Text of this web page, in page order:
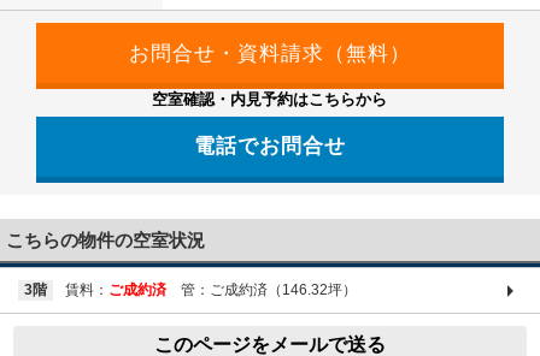
空室確認・内見予約はこちらから
電話でお問合せ
こちらの物件の空室状況
3階 賃料： ご成約済 管：ご成約済（146.32坪）
このページをメールで送る